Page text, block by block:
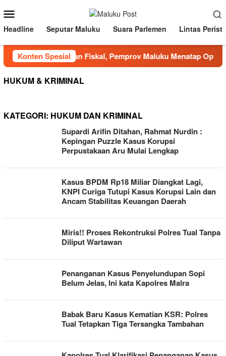
ke
kontenMobile
Headline Seputar Maluku Suara Parlemen Lintas
Konten Spesial
Di Tengah Tekanan Fiskal, Pemprov Maluku Menatap
HUKUM & KRIMINAL
KATEGORI: HUKUM DAN KRIMINAL
Supardi Arifin Ditahan, Rahmat Nurdin :
Kepingan Puzzle Kasus Korupsi
Perpustakaan Aru Mulai Lengkap
Kasus BPDM Rp18 Miliar Diangkat Lagi,
KNPI Curiga Tutupi Kasus Korupsi Lain dan
Ancam Stabilitas Keuangan Daerah
Miris!! Proses Rekontruksi Polres Tual Tanpa
Diliput Wartawan
Penanganan Kasus Penyelundupan Sopi
Belum Jelas, Ini kata Kapolres Malra
Babak Baru Kasus Kematian KSR: Polres
Tual Tetapkan Tiga Tersangka Tambahan